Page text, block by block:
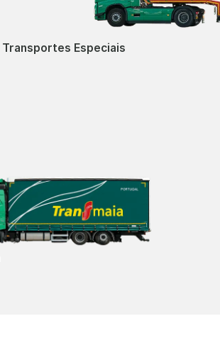
Transportes Especiais